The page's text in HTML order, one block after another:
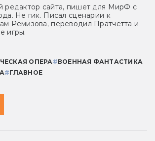
редактор сайта, пишет для МирФ с
Не гик. Писал сценарии к
Ремизова, переводил Пратчетта и
игры.
ОПЕРА#ВОЕННАЯ ФАНТАСТИКА
#ГЛАВНОЕ